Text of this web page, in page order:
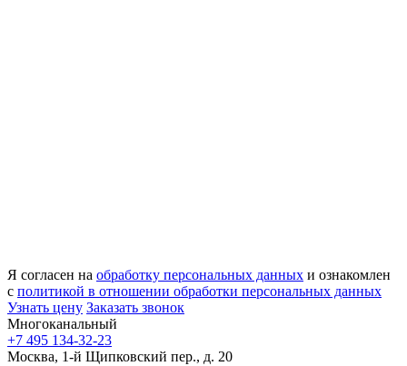
Я согласен на обработку персональных данных и ознакомлен
с политикой в отношении обработки персональных данных
Узнать цену Заказать звонок
Многоканальный
+7 495 134-32-23
Москва, 1-й Щипковский пер., д. 20